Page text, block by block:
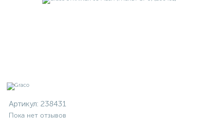
Артикул: 238431
Пока нет отзывов